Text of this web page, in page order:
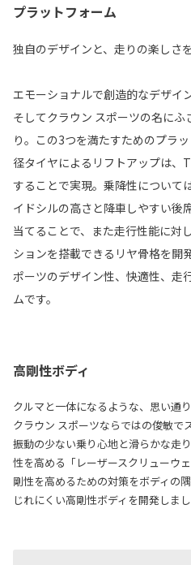
プラットフォーム
独自のデザインと、走りの楽しさ
エモーショナルで創造的なデザイ
そしてクラウン スポーツの名に
り。この3つを満たすためのプラ
径タイヤによるリフトアップは、
することで実現。乗降性について
イドシルの高さと降車しやすい後
当てることで、また走行性能に対
ションを搭載できるリヤ骨格を開
ポーツのデザイン性、快適性、走
ムです。
高剛性ボディ
クルマと一体になるような、思い通
クラウン スポーツならではの俊敏で
振動の少ない乗り心地と滑らかな走
性を高める「レーザースクリューウ
剛性を高めるための対策をボディの
じれにくい高剛性ボディを開発しまし